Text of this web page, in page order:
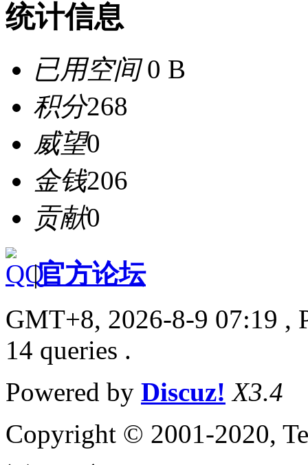
统计信息
已用空间0 B
积分268
威望0
金钱206
贡献0
|官方论坛
GMT+8, 2026-8-9 07:19 ,
14 queries .
Powered by Discuz! X3.4
Copyright © 2001-2020,